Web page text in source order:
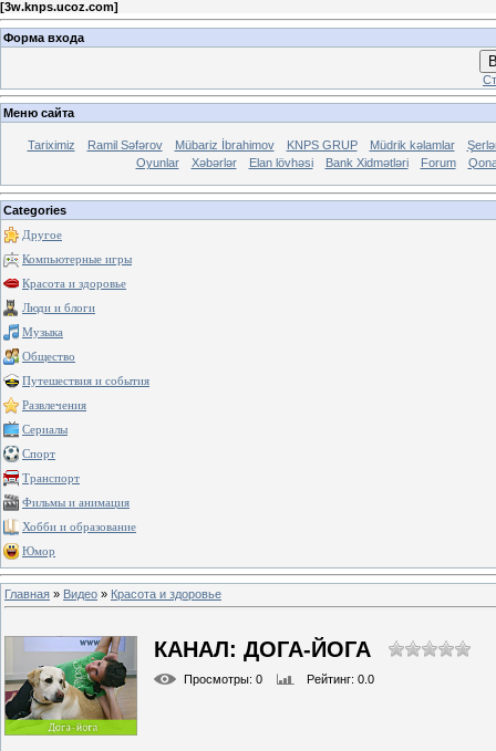
[3w.knps.ucoz.com]
Форма входа
Меню сайта
Tariximiz Ramil Səfərov Mübariz İbrahimov KNPS GRUP Müdrik kəlamlar
Oyunlar
Xəbərlər Elan lövhəsi Bank Xidmətləri Forum
Categories
Другое
Компьютерные игры
Красота и здоровье
Люди и блоги
Музыка
Общество
Путешествия и события
Развлечения
Сериалы
Спорт
Транспорт
Фильмы и анимация
Хобби и образование
Юмор
Главная » Видео » Красота и здоровье
КАНАЛ: ДОГА-ЙОГА
Просмотры: 0 Рейтинг: 0.0